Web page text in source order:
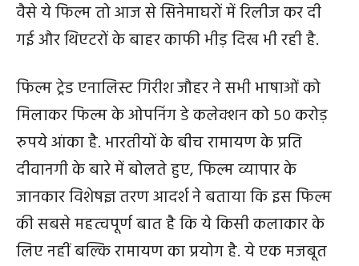
वैसे ये फिल्म तो आज से सिनेमाघरों में रिलीज कर दी
गई और थिएटरों के बाहर काफी भीड़ दिख भी रही है.
फिल्म ट्रेड एनालिस्ट गिरीश जौहर ने सभी भाषाओं को
मिलाकर फिल्म के ओपनिंग डे कलेक्शन को 50 करोड़
रुपये आंका है. भारतीयों के बीच रामायण के प्रति
दीवानगी के बारे में बोलते हुए, फिल्म व्यापार के
जानकार विशेषज्ञ तरण आदर्श ने बताया कि इस फिल्म
की सबसे महत्वपूर्ण बात है कि ये किसी कलाकार के
लिए नहीं बल्कि रामायण का प्रयोग है. ये एक मजबूत